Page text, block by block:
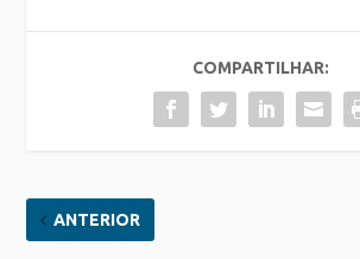
COMPARTILHAR:
ANTERIOR